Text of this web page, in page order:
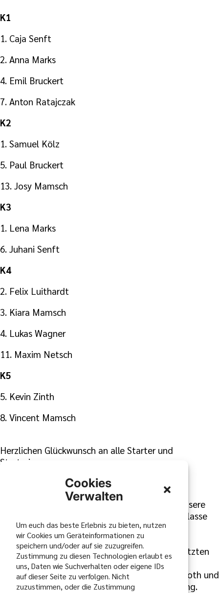
Cookies
Verwalten
Um euch das beste Erlebnis zu bieten, nutzen
wir Cookies um Geräteinformationen zu
speichern und/oder auf sie zuzugreifen.
Zustimmung zu diesen Technologien erlaubt es
uns, Daten wie Suchverhalten oder eigene IDs
auf dieser Seite zu verfolgen. Nicht
zuzustimmen, oder die Zustimmung
K1
1. Caja Senft
2. Anna Marks
4. Emil Bruckert
7. Anton Ratajczak
K2
1. Samuel Kölz
5. Paul Bruckert
13. Josy Mamsch
K3
1. Lena Marks
6. Juhani Senft
K4
2. Felix Luithardt
3. Kiara Mamsch
4. Lukas Wagner
11. Maxim Netsch
K5
5. Kevin Zinth
8. Vincent Mamsch
Herzlichen Glückwunsch an alle Starter und
Starterinnen.
ADAC Youngster-Cup in Schwäbisch Hall
In der Arena Ilshofen starteten am Sonntag unsere
Fahrer beim ADAC Slalom Youngster Cup. Die Klasse
21 – Einsteiger – durfte ab 15:30 Uhr auf die
Strecke. 29 Starter zeigten ihr Können im
anspruchsvollen Parcours. In diesem stark besetzten
Starterfeld fuhr Luis Lander auf den 10. Platz.
In der Rookies-Klasse K22 starteten Torben Groth und
Lorenz Kurz. Auch sie boten eine starke Leistung.